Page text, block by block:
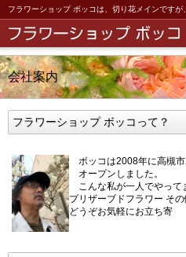
フラワーショップ ボッコは、切り花メインです
会社案内
フラワーショップ ボッコって？
ボッコは2008年に高槻市
オープンしました。
こんな私が一人でやっ
プリザーブドフラワー そ
どうぞお気軽にお立ち寄